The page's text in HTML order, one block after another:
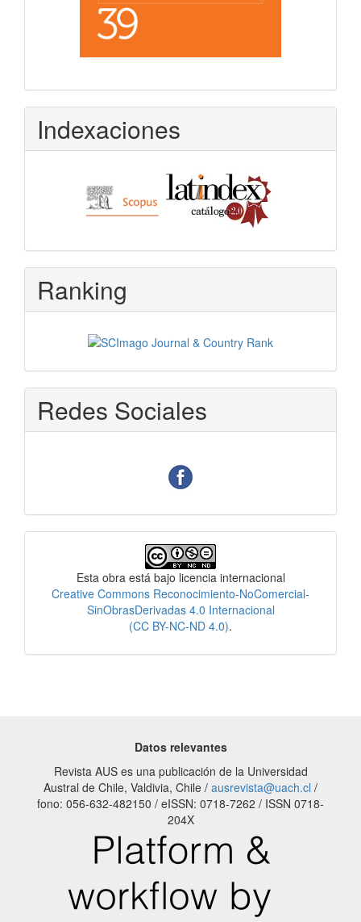
Indexaciones
Ranking
Redes Sociales
Esta obra está bajo licencia internacional
Creative Commons Reconocimiento-NoComercial-
SinObrasDerivadas 4.0 Internacional
(CC BY-NC-ND 4.0).
Datos relevantes
Revista AUS es una publicación de la Universidad
Austral de Chile, Valdivia, Chile / ausrevista@uach.cl /
fono: 056-632-482150 / eISSN: 0718-7262 / ISSN 0718-
204X